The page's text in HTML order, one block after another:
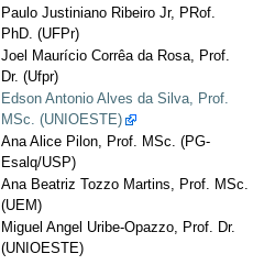
Paulo Justiniano Ribeiro Jr, PRof.
PhD. (UFPr)
Joel Maurício Corrêa da Rosa, Prof.
Dr. (Ufpr)
Edson Antonio Alves da Silva, Prof.
MSc. (UNIOESTE)
Ana Alice Pilon, Prof. MSc. (PG-
Esalq/USP)
Ana Beatriz Tozzo Martins, Prof. MSc.
(UEM)
Miguel Angel Uribe-Opazzo, Prof. Dr.
(UNIOESTE)